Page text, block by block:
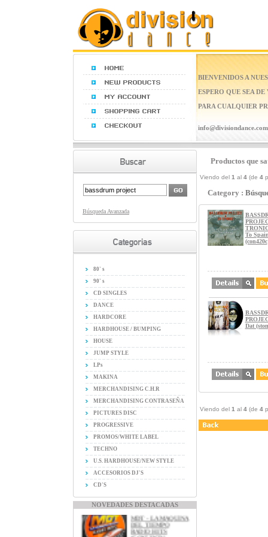
BIENVENIDOS A
ESPERO QUE SEA
PARA CUALQUIER
info@divisiondance.com
Búsqueda Avanzada
80' s
90' s
CD SINGLES
DANCE
HARDCORE
HARDHOUSE / BUMPING
HOUSE
JUMP STYLE
LPs
MAKINA
MERCHANDISING C.H.R
MERCHANDISING CONTRASEÑA
PICTURES DISC
PROGRESSIVE
PROMOS/WHITE LABEL
TECHNO
U.S. HARDHOUSE/NEW STYLE
ACCESORIOS DJ'S
CD'S
NOVEDADES DESTACADAS
MDT - LA MAQUINA
DEL TIEMPO
RADIO HITS
(CON533CD)
Productos que
Viendo del 1 al 4 (de 4
Category :
To
(con420c
Dat
Viendo del 1 al 4 (de 4